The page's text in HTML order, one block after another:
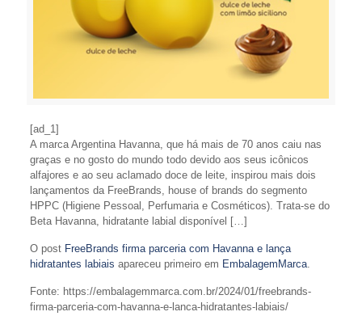
[ad_1]
A marca Argentina Havanna, que há mais de 70 anos caiu nas
graças e no gosto do mundo todo devido aos seus icônicos
alfajores e ao seu aclamado doce de leite, inspirou mais dois
lançamentos da FreeBrands, house of brands do segmento
HPPC (Higiene Pessoal, Perfumaria e Cosméticos). Trata-se do
Beta Havanna, hidratante labial disponível […]
O post FreeBrands firma parceria com Havanna e lança
hidratantes labiais apareceu primeiro em EmbalagemMarca.
Fonte: https://embalagemmarca.com.br/2024/01/freebrands-
firma-parceria-com-havanna-e-lanca-hidratantes-labiais/